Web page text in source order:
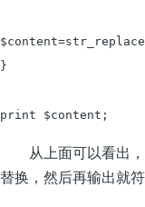
}
print $content;
从上面可以看出，
替换，然后再输出就